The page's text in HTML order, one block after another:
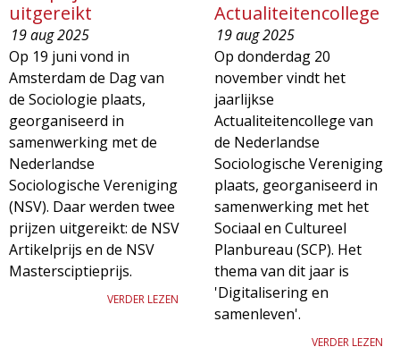
uitgereikt
19 aug 2025
Op 19 juni vond in
Amsterdam de Dag van
de Sociologie plaats,
georganiseerd in
samenwerking met de
Nederlandse
Sociologische Vereniging
(NSV). Daar werden twee
prijzen uitgereikt: de NSV
Artikelprijs en de NSV
Mastersciptieprijs.
VERDER LEZEN
Actualiteitencollege
19 aug 2025
Op donderdag 20
november vindt het
jaarlijkse
Actualiteitencollege van
de Nederlandse
Sociologische Vereniging
plaats, georganiseerd in
samenwerking met het
Sociaal en Cultureel
Planbureau (SCP). Het
thema van dit jaar is
'Digitalisering en
samenleven'.
VERDER LEZEN